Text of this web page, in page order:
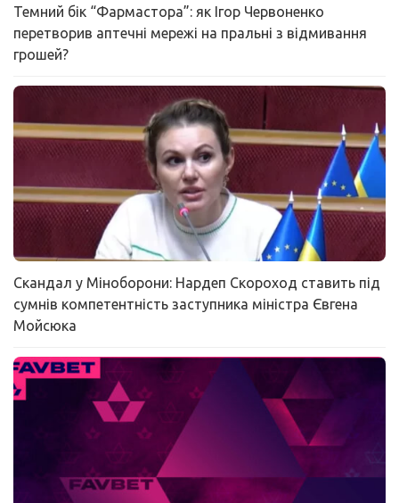
Темний бік “Фармастора”: як Ігор Червоненко
перетворив аптечні мережі на пральні з відмивання
грошей?
Скандал у Міноборони: Нардеп Скороход ставить під
сумнів компетентність заступника міністра Євгена
Мойсюка